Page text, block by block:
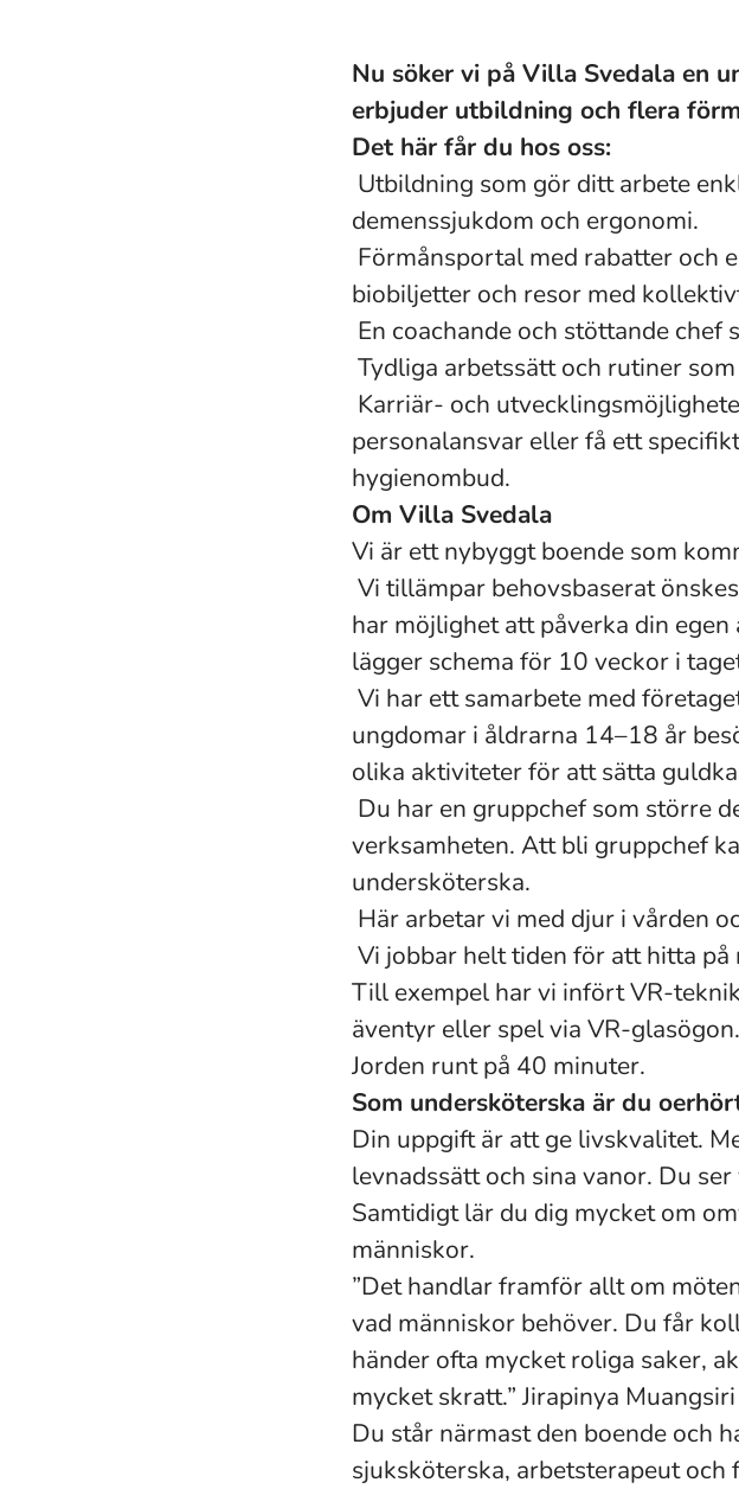
Nu söker vi på Villa Svedala en
erbjuder utbildning och flera
Det här får du hos oss:
Utbildning som gör ditt arbete
demenssjukdom och ergonomi.
Förmånsportal med rabatter och
biobiljetter och resor med
En coachande och stöttande
Tydliga arbetssätt och rutiner
Karriär- och
personalansvar eller få ett
hygienombud.
Om Villa Svedala
Vi är ett nybyggt boende som
Vi tillämpar behovsbaserat
har möjlighet att påverka din
lägger schema för 10 veckor i
Vi har ett samarbete med
ungdomar i åldrarna 14–18 år
olika aktiviteter för att sätta
Du har en gruppchef som större
verksamheten. Att bli gruppchef
undersköterska.
Här arbetar vi med djur i vården
Vi jobbar helt tiden för att hitta
Till exempel har vi infört VR-
äventyr eller spel via VR-
Jorden runt på 40 minuter.
Som undersköterska är du
Din uppgift är att ge livskvalitet.
levnadssätt och sina vanor. Du
Samtidigt lär du dig mycket om
människor.
”Det handlar framför allt om
vad människor behöver. Du får
händer ofta mycket roliga saker,
mycket skratt.” Jirapinya Muangsiri
Du står närmast den boende och
sjuksköterska, arbetsterapeut